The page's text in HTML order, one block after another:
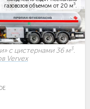
газовозов объемом от 20 м3
с цистернами 36 м3.
Vervex